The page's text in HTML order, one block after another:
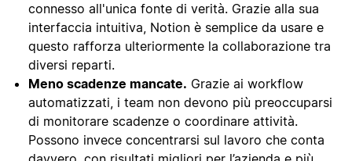
connesso all'unica fonte di verità. Grazie alla sua
interfaccia intuitiva, Notion è semplice da usare e
questo rafforza ulteriormente la collaborazione tra
diversi reparti.
Meno scadenze mancate. Grazie ai workflow
automatizzati, i team non devono più preoccuparsi
di monitorare scadenze o coordinare attività.
Possono invece concentrarsi sul lavoro che conta